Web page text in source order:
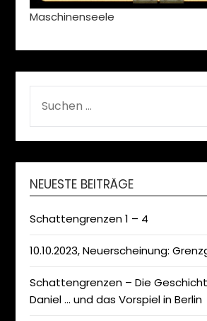
Maschinenseele
NACH:
NEUESTE BEITRÄGE
Schattengrenzen 1 – 4
10.10.2023, Neuerscheinung:
Schattengrenzen – Die
Daniel … und das Vorspiel in Berlin